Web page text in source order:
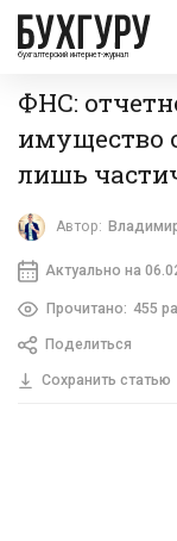
бухгалтерский интернет-журнал
ФНС:
имущество
лишь
Автор:
Актуально на
Прочитано: 455
Поделиться
Сохранить статью